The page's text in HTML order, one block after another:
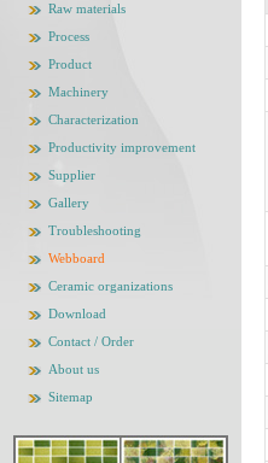
Raw materials
Process
Product
Machinery
Characterization
Productivity improvement
Supplier
Gallery
Troubleshooting
Webboard
Ceramic organizations
Download
Contact / Order
About us
Sitemap